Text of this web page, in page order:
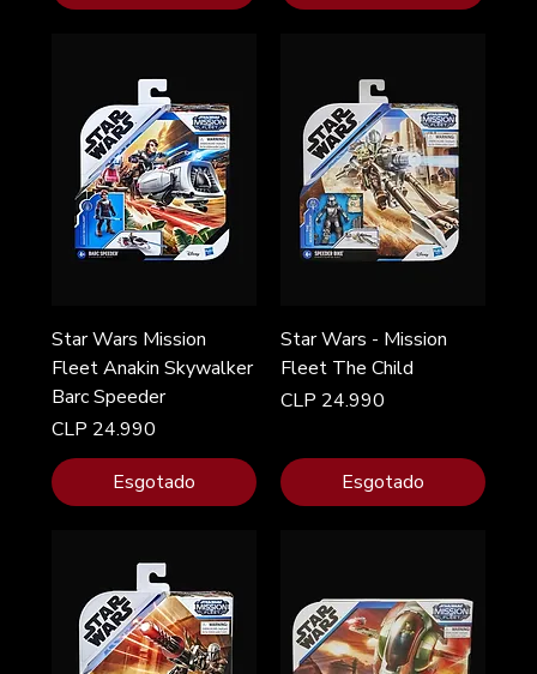
Star Wars Mission
Fleet Anakin Skywalker
Barc Speeder
Preço
CLP 24.990
Esgotado
Star Wars - Mission
Fleet The Child
Preço
CLP 24.990
Esgotado